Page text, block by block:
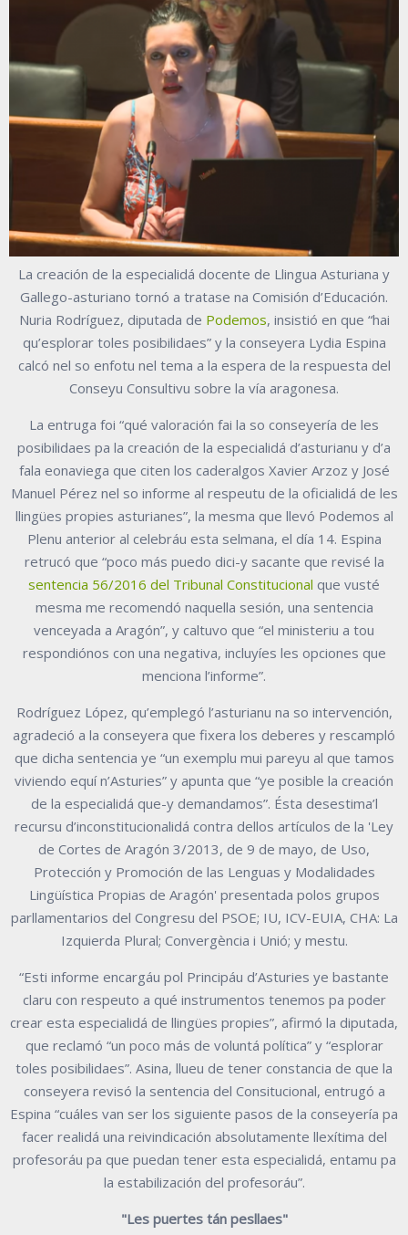
La creación de la especialidá docente de Llingua Asturiana y
Gallego-asturiano tornó a tratase na Comisión d’Educación.
Nuria Rodríguez, diputada de Podemos, insistió en que “hai
qu’esplorar toles posibilidaes” y la conseyera Lydia Espina
calcó nel so enfotu nel tema a la espera de la respuesta del
Conseyu Consultivu sobre la vía aragonesa.
La entruga foi “qué valoración fai la so conseyería de les
posibilidaes pa la creación de la especialidá d’asturianu y d’a
fala eonaviega que citen los caderalgos Xavier Arzoz y José
Manuel Pérez nel so informe al respeutu de la oficialidá de les
llingües propies asturianes”, la mesma que llevó Podemos al
Plenu anterior al celebráu esta selmana, el día 14. Espina
retrucó que “poco más puedo dici-y sacante que revisé la
sentencia 56/2016 del Tribunal Constitucional que vusté
mesma me recomendó naquella sesión, una sentencia
venceyada a Aragón”, y caltuvo que “el ministeriu a tou
respondiónos con una negativa, incluyíes les opciones que
menciona l’informe”.
Rodríguez López, qu’emplegó l’asturianu na so intervención,
agradeció a la conseyera que fixera los deberes y rescampló
que dicha sentencia ye “un exemplu mui pareyu al que tamos
viviendo equí n’Asturies” y apunta que “ye posible la creación
de la especialidá que-y demandamos”. Ésta desestima’l
recursu d’inconstitucionalidá contra dellos artículos de la 'Ley
de Cortes de Aragón 3/2013, de 9 de mayo, de Uso,
Protección y Promoción de las Lenguas y Modalidades
Lingüística Propias de Aragón' presentada polos grupos
parllamentarios del Congresu del PSOE; IU, ICV-EUIA, CHA: La
Izquierda Plural; Convergència i Unió; y mestu.
“Esti informe encargáu pol Principáu d’Asturies ye bastante
claru con respeuto a qué instrumentos tenemos pa poder
crear esta especialidá de llingües propies”, afirmó la diputada,
que reclamó “un poco más de voluntá política” y “esplorar
toles posibilidaes”. Asina, llueu de tener constancia de que la
conseyera revisó la sentencia del Consitucional, entrugó a
Espina “cuáles van ser los siguiente pasos de la conseyería pa
facer realidá una reivindicación absolutamente llexítima del
profesoráu pa que puedan tener esta especialidá, entamu pa
la estabilización del profesoráu”.
"Les puertes tán pesllaes"